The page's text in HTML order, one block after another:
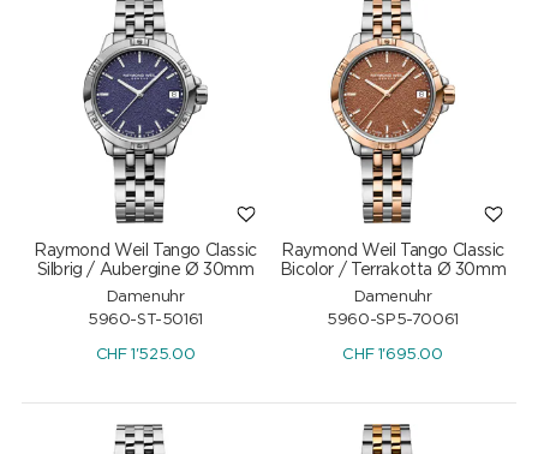
Raymond Weil Tango Classic
Silbrig / Aubergine Ø 30mm
Damenuhr
5960-ST-50161
CHF1'525.00
Raymond Weil Tango Classic
Bicolor / Terrakotta Ø 30mm
Damenuhr
5960-SP5-70061
CHF1'695.00